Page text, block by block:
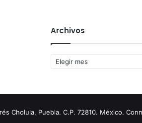
Archivos
Archivos
Cholula, Puebla. C.P. 72810. México.